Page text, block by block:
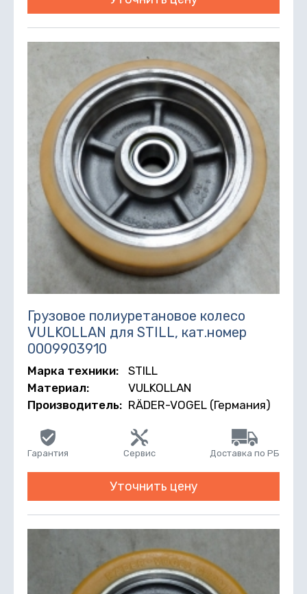
Грузовое полиуретановое колесо
VULKOLLAN для STILL, кат.номер
0009903910
Марка техники:
STILL
Материал:
VULKOLLAN
Производитель: RÄDER-VOGEL (Германия)
Гарантия Сервис Доставка по РБ
Уточнить цену